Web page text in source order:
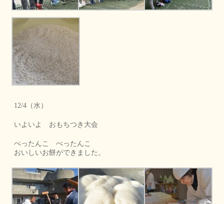
12/4（水）
いよいよ おもちつき大会
ぺったんこ ぺったんこ
おいしいお餅ができました。